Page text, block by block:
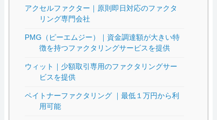
アクセルファクター｜原則即日対応のファクタ
リング専門会社
PMG（ピーエムジー）｜資金調達額が大きい特
徴を持つファクタリングサービスを提供
ウィット｜少額取引専用のファクタリングサー
ビスを提供
ペイトナーファクタリング ｜最低１万円から利
用可能